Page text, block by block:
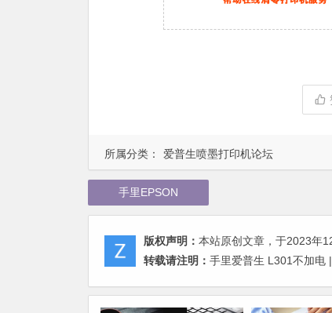
所属分类： 爱普生喷墨打印机论坛
手里EPSON
版权声明： 本站原创文章，于2023年
转载请注明： 手里爱普生 L301不加电